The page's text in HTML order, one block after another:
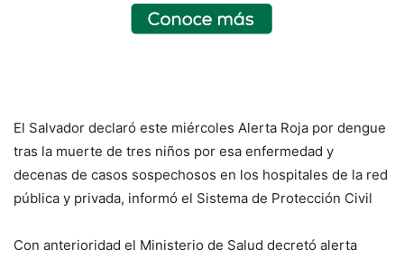
El Salvador declaró este miércoles Alerta Roja por dengue
tras la muerte de tres niños por esa enfermedad y
decenas de casos sospechosos en los hospitales de la red
pública y privada, informó el Sistema de Protección Civil
Con anterioridad el Ministerio de Salud decretó alerta